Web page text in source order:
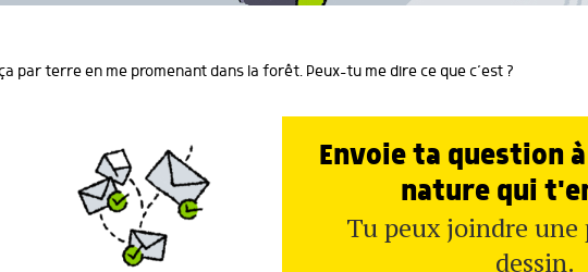
par terre en me promenant dans la forêt. Peux-tu me dire ce que c’est ?
Envoie ta question
nature qui
Tu peux joindre
dessin.